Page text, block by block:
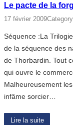
Le pacte de la
17 février 2009
Séquence :La
de la séquence des
de Thorbardin. Tout
qui ouvre le
Malheureusement
infâme sorcier…
Lire la suite